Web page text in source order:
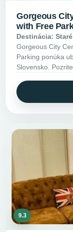
Gorgeous
with Free
Destinácia:
Gorgeous City
Parking ponúka
Slovensko.
9.3